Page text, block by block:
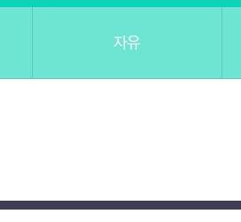
유저 가이드
게임 플레이 버그 제보
자유